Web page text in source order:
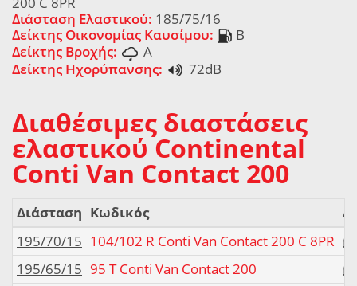
Διάσταση Ελαστικού: 185/75/16
Δείκτης Οικονομίας Καυσίμου:
B
Δείκτης Βροχής:
A
Δείκτης Ηχορύπανσης:
72dB
Διαθέσιμες διαστάσεις
ελαστικού Continental
Conti Van Contact 200
Διάσταση Κωδικός
195/70/15 104/102 R Conti Van Contact 200 C 8PR
195/65/15 95 T Conti Van Contact 200